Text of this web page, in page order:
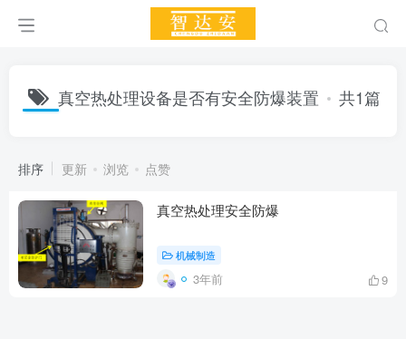
真空热处理设备是否有安全防爆装置 共1篇
排序 更新 浏览 点赞
真空热处理安全防爆
机械制造
3年前 9